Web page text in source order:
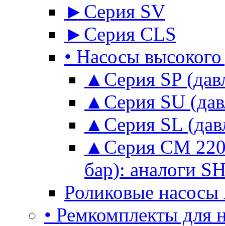
►Серия SV
►Серия CLS
• Насосы
▲Серия SP
▲Серия SU
▲Серия SL
▲Серия CM 220
бар): аналоги
Роликовые
• Ремкомплекты для